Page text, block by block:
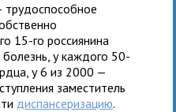
трудоспособное
15-го россиянина
у каждого 50-
у 6 из 2000 —
заместитель
диспансеризацию.